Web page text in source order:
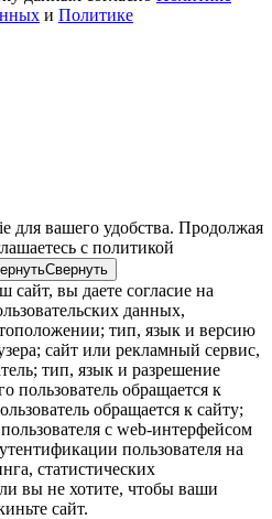
и Политике
вашего удобства. Продолжая
с политикой
Свернуть
сайт, вы даете согласие на
данных,
тип, язык и версию
сайт или рекламный сервис,
тип, язык и разрешение
пользователь обращается к
обращается к сайту;
с web-интерфейсом
пользователя на
статистических
вы не хотите, чтобы ваши
сайт.